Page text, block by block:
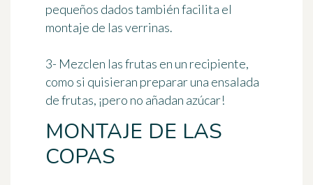
pequeños dados también facilita el
montaje de las verrinas.
3- Mezclen las frutas en un recipiente,
como si quisieran preparar una ensalada
de frutas, ¡pero no añadan azúcar!
MONTAJE DE LAS
COPAS